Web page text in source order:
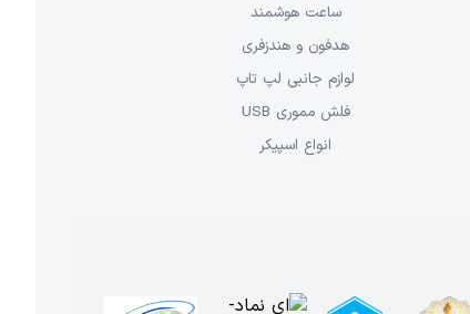
ساعت هوشمند
هدفون و هندزفری
لوازم جانبی لپ تاپ
فلش مموری USB
انواع اسپیکر